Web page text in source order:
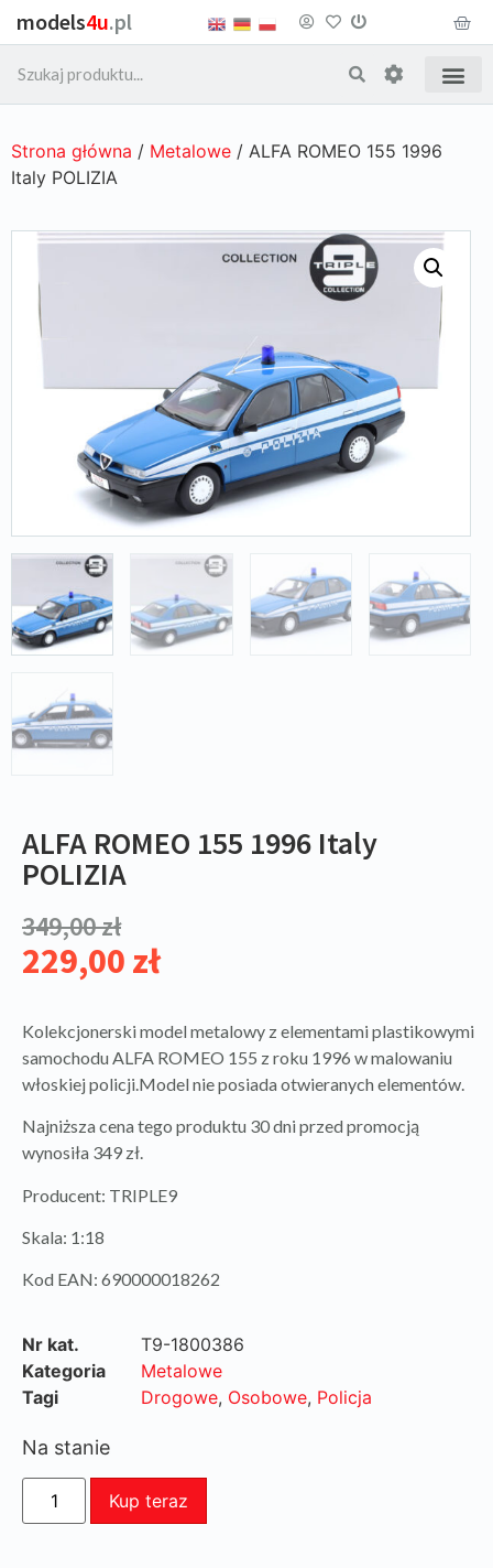
models4u.pl
Strona główna / Metalowe / ALFA ROMEO 155 1996
Italy POLIZIA
ALFA ROMEO 155 1996 Italy
POLIZIA
349,00zł
229,00 zł
Kolekcjonerski model metalowy z elementami plastikowymi
samochodu ALFA ROMEO 155 z roku 1996 w malowaniu
włoskiej policji.Model nie posiada otwieranych elementów.
Najniższa cena tego produktu 30 dni przed promocją
wynosiła 349 zł.
Producent: TRIPLE9
Skala: 1:18
Kod EAN: 690000018262
Nr kat.
T9-1800386
Kategoria
Metalowe
Tagi
Drogowe, Osobowe, Policja
Na stanie
Kup teraz